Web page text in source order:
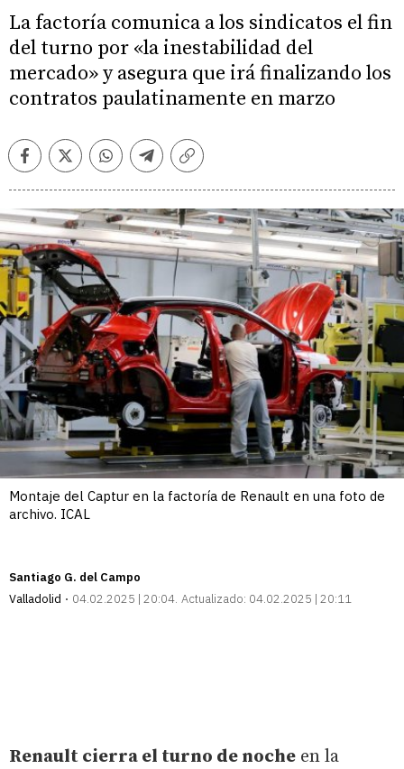
La factoría comunica a los sindicatos el fin
del turno por «la inestabilidad del
mercado» y asegura que irá finalizando los
contratos paulatinamente en marzo
FacebookTwitterWhatsappTelegramCopiar
Montaje del Captur en la factoría de Renault en una foto de
archivo. ICAL
Santiago G. del Campo
Valladolid
04.02.2025 | 20:04 Actualizado: 04.02.2025 | 20:11
Renault cierra el turno de noche en la